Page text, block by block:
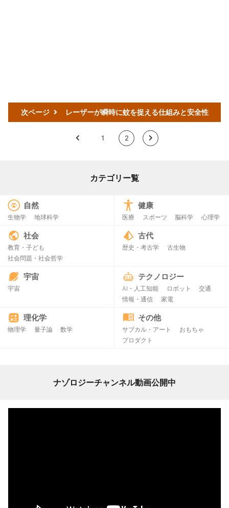
次ページ レーザーが瞬時に蚊を捉える仕組みと安全性
< 1 2 >
カテゴリー覧
自然
生物学 地球科学
健康
医療 スポーツ 脳科学 心理学
社会
教育・子ども
社会問題・社会哲学
古代
歴史・考古学 古生物
宇宙
宇宙
テクノロジー
AI・人工知能 ロボット
交通
情報・通信
家電
理化学
物理学 量子論 数学
その他
サブカル・アート
おもちゃ
プロダクト
ナゾロジーチャンネル動画公開中